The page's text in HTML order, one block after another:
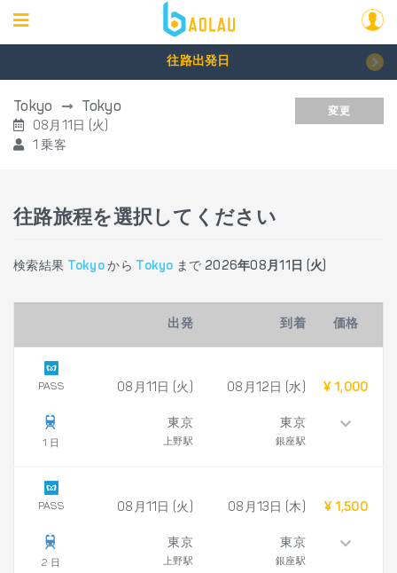
往路出発日
Tokyo Tokyo
08月11日 (火)
1 乗客
変更
往路旅程を選択してください
検索結果 Tokyo から Tokyo まで 2026年08月11日 (火)
出発 到着 価格
PASS
1 日
08月11日 (火)
東京
上野駅
08月12日 (水)
東京
銀座駅
¥ 1,000
PASS
2 日
08月11日 (火)
東京
上野駅
08月13日 (木)
東京
銀座駅
¥ 1,500